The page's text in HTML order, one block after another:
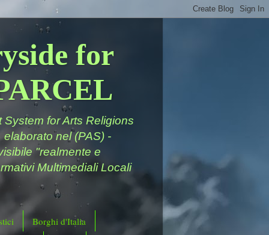
for
for Arts Religions
nel (PAS) -
"realmente e
Multimediali Locali
Borghi d'Italia